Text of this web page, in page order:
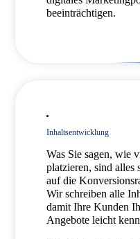
beeinträchtigen.
Inhaltsentwicklung
Was Sie sagen, wie
platzieren, sind alles
auf die
Wir schreiben alle
damit Ihre Kunden
Angebote leicht